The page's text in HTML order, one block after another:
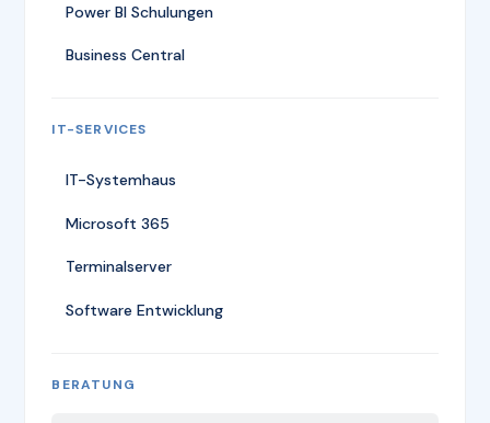
Power BI Schulungen
Business Central
IT-SERVICES
IT-Systemhaus
Microsoft 365
Terminalserver
Software Entwicklung
BERATUNG